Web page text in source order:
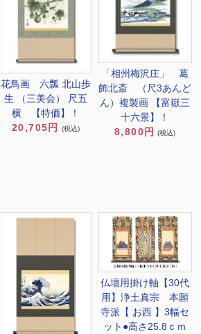
花鳥画 六瓢 北山歩
生 （三美会） 尺五
横 【特価】！
20,705円
(税込)
「相州梅沢庄」 葛
飾北斎 （尺3あんど
ん）複製画 【富嶽三
十六景】！
8,800円
(税込)
仏壇用掛け軸【30代
用】浄土真宗 本願
寺派【 お西 】3幅セ
ット●高さ25.8ｃｍ